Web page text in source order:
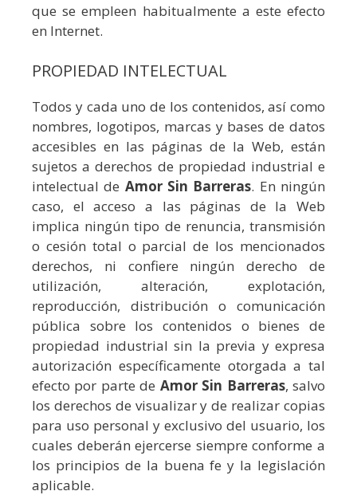
que se empleen habitualmente a este efecto
en Internet.
PROPIEDAD INTELECTUAL
Todos y cada uno de los contenidos, así como
nombres, logotipos, marcas y bases de datos
accesibles en las páginas de la Web, están
sujetos a derechos de propiedad industrial e
intelectual de Amor Sin Barreras. En ningún
caso, el acceso a las páginas de la Web
implica ningún tipo de renuncia, transmisión
o cesión total o parcial de los mencionados
derechos, ni confiere ningún derecho de
utilización, alteración, explotación,
reproducción, distribución o comunicación
pública sobre los contenidos o bienes de
propiedad industrial sin la previa y expresa
autorización específicamente otorgada a tal
efecto por parte de Amor Sin Barreras, salvo
los derechos de visualizar y de realizar copias
para uso personal y exclusivo del usuario, los
cuales deberán ejercerse siempre conforme a
los principios de la buena fe y la legislación
aplicable.